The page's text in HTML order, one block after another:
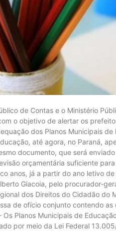
de Contas e o Ministério
o objetivo de alertar os
dos Planos Municipais de
até agora, no Paraná,
documento, que será
orçamentária suficiente
anos, já a partir do ano letivo
Giacoia, pelo procurador-
dos Direitos do Cidadão do
de ofício conjunto contendo
Os Planos Municipais de
por meio da Lei Federal